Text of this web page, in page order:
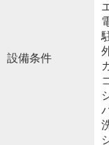
設備条件